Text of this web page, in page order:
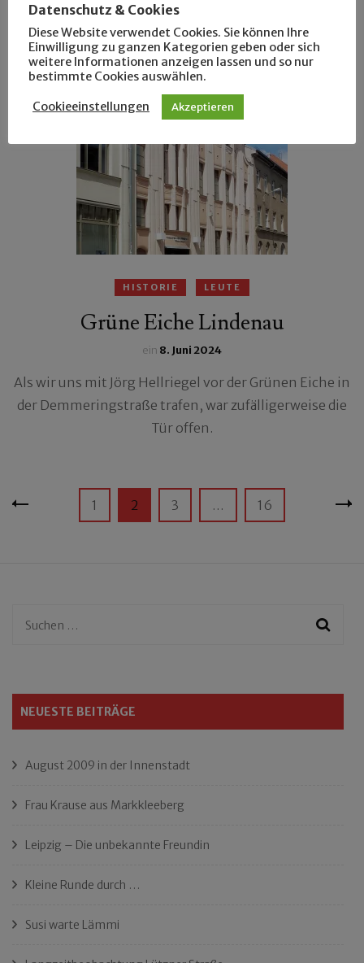
Leipziger Lokale entnommen und bringt uns auf den
neuesten Stand.
HISTORIE LEUTE
Grüne Eiche Lindenau
ein 8. Juni 2024
Als wir uns mit Jörg Hellriegel vor der Grünen Eiche in
der Demmeringstraße trafen, war zufälligerweise die
Tür offen.
Seitennummerierung
Seite
1 Seite
2 Seite
3 … Seite
16
Suchen
NEUESTE BEITRÄGE
August 2009 in der Innenstadt
Frau Krause aus Markkleeberg
Leipzig – Die unbekannte Freundin
Kleine Runde durch …
Susi warte Lämmi
Datenschutz & Cookies
Diese Website verwendet Cookies. Sie können Ihre
Einwilligung zu ganzen Kategorien geben oder sich
weitere Informationen anzeigen lassen und so nur
bestimmte Cookies auswählen.
Cookieeinstellungen Akzeptieren